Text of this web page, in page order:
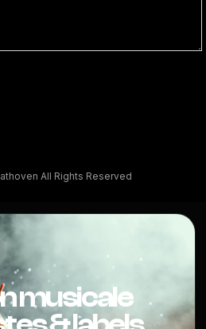
All Rights Reserved
musicale